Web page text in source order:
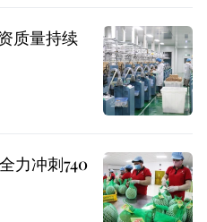
质量持续
力冲刺740